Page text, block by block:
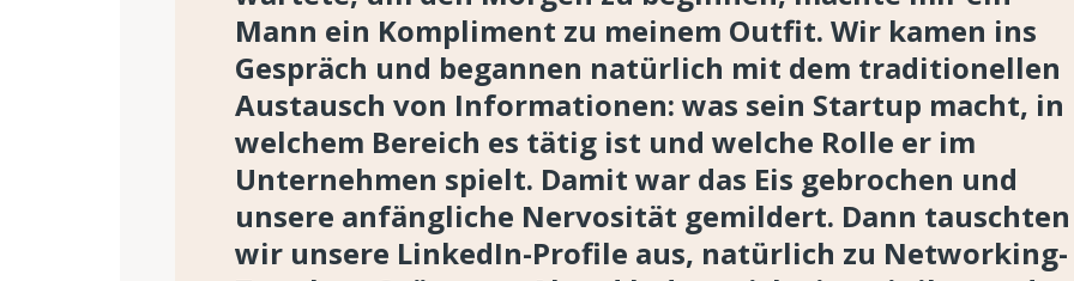
Mann ein Kompliment zu meinem Outfit. Wir kamen ins
Gespräch und begannen natürlich mit dem traditionellen
Austausch von Informationen: was sein Startup macht, in
welchem Bereich es tätig ist und welche Rolle er im
Unternehmen spielt. Damit war das Eis gebrochen und
unsere anfängliche Nervosität gemildert. Dann tauschten
wir unsere LinkedIn-Profile aus, natürlich zu Networking-